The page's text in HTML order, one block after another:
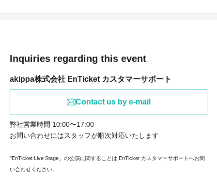
Inquiries regarding this event
akippa株式会社 EnTicket カスタマーサポート
Contact us by e-mail
弊社営業時間 10:00〜17:00
お問い合わせにはスタッフが順次対応いたします
"EnTicket Live Stage 」の公演に関することは EnTicket カスタマーサポートへお問
い合わせください。